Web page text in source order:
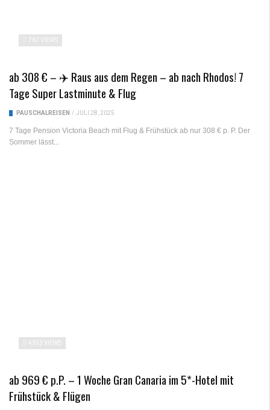
767 VIEWS
ab 308 € – ✈️ Raus aus dem Regen – ab nach Rhodos! 7
Tage Super Lastminute & Flug
PAUSCHALREISEN / JULI 28, 2025
7 Tage Pension Victoria Beach mit Flug & Frühstück ab nur 308 € p. P. Der
Sommer lässt...
4353 VIEWS
ab 969 € p.P. – 1 Woche Gran Canaria im 5*-Hotel mit
Frühstück & Flügen